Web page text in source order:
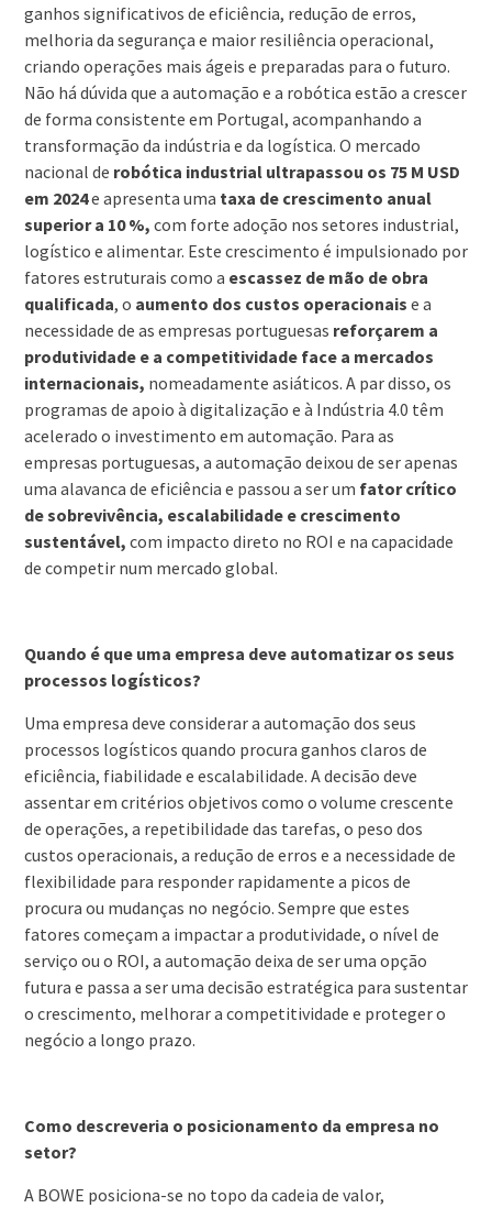
ganhos significativos de eficiência, redução de erros,
melhoria da segurança e maior resiliência operacional,
criando operações mais ágeis e preparadas para o futuro.
Não há dúvida que a automação e a robótica estão a crescer
de forma consistente em Portugal, acompanhando a
transformação da indústria e da logística. O mercado
nacional de robótica industrial ultrapassou os 75 M USD
em 2024e apresenta uma taxa de crescimento anual
superior a 10 %, com forte adoção nos setores industrial,
logístico e alimentar. Este crescimento é impulsionado por
fatores estruturais como a escassez de mão de obra
qualificada, o aumento dos custos operacionais e a
necessidade de as empresas portuguesas reforçarem a
produtividade e a competitividade face a mercados
internacionais, nomeadamente asiáticos. A par disso, os
programas de apoio à digitalização e à Indústria 4.0 têm
acelerado o investimento em automação. Para as
empresas portuguesas, a automação deixou de ser apenas
uma alavanca de eficiência e passou a ser um fator crítico
de sobrevivência, escalabilidade e crescimento
sustentável, com impacto direto no ROI e na capacidade
de competir num mercado global.
Quando é que uma empresa deve automatizar os seus
processos logísticos?
Uma empresa deve considerar a automação dos seus
processos logísticos quando procura ganhos claros de
eficiência, fiabilidade e escalabilidade. A decisão deve
assentar em critérios objetivos como o volume crescente
de operações, a repetibilidade das tarefas, o peso dos
custos operacionais, a redução de erros e a necessidade de
flexibilidade para responder rapidamente a picos de
procura ou mudanças no negócio. Sempre que estes
fatores começam a impactar a produtividade, o nível de
serviço ou o ROI, a automação deixa de ser uma opção
futura e passa a ser uma decisão estratégica para sustentar
o crescimento, melhorar a competitividade e proteger o
negócio a longo prazo.
Como descreveria o posicionamento da empresa no
setor?
A BOWE posiciona-se no topo da cadeia de valor,